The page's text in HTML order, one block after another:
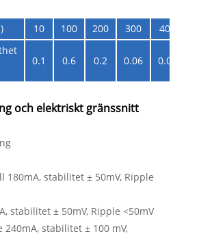
10 100 200 300 400
0.1 0.6 0.2 0.06 0.04
och elektriskt gränssnitt
180mA, stabilitet ± 50mV, Ripple
stabilitet ± 50mV, Ripple <50mV
240mA, stabilitet ± 100 mV,